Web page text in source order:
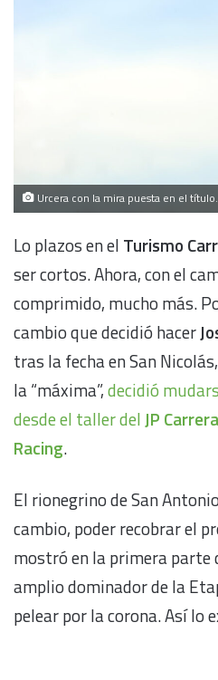
Urcera con la mira puesta en el
Lo plazos en el Turismo
ser cortos. Ahora, con el
comprimido, mucho más.
cambio que decidió hacer
tras la fecha en San
la “máxima”,decidió
desde el taller del JP Carrera
Racing.
El rionegrino de San
cambio, poder recobrar el
mostró en la primera parte
amplio dominador de la
pelear por la corona. Así lo